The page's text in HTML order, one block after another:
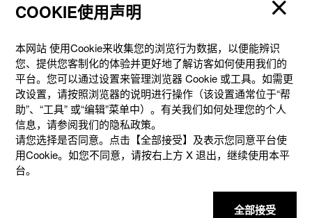
官方商城个性定制 礼想之选
COOKIE使用声明
本网站 使⽤Cookie来收集您的浏览⾏为数据，以便能辨识
您、提供您客制化的体验并更好地了解访客如何使⽤我们的
平台。您可以通过设置来管理浏览器 Cookie 或⼯具。如需更
改设置，请按照浏览器的说明进⾏操作（该设置通常位于“帮
助”、“⼯具” 或“编辑”菜单中）。有关我们如何处理您的个⼈
信息，请参阅我们的隐私政策。
请您选择是否同意。点击【全部接受】及表示您同意平台使
用Cookie。如您不同意，请按右上⽅ X 退出，继续使⽤本平
台。
全部接受